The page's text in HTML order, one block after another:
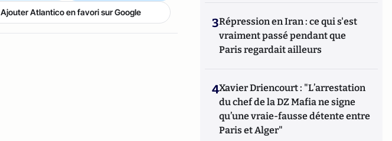
Ajouter Atlantico en favori sur Google
3Répression en Iran : ce qui s'est
vraiment passé pendant que
Paris regardait ailleurs
4Xavier Driencourt : "L’arrestation
du chef de la DZ Mafia ne signe
qu’une vraie-fausse détente entre
Paris et Alger"